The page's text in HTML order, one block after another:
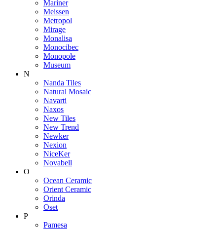
Mariner
Meissen
Metropol
Mirage
Monalisa
Monocibec
Monopole
Museum
N
Nanda Tiles
Natural Mosaic
Navarti
Naxos
New Tiles
New Trend
Newker
Nexion
NiceKer
Novabell
O
Ocean Ceramic
Orient Ceramic
Orinda
Oset
P
Pamesa